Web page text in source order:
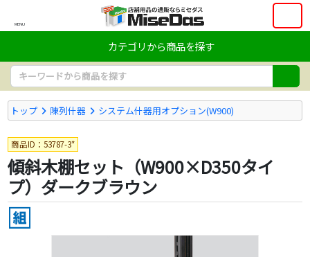
MENU
カテゴリから商品を探す
トップ 陳列什器 システム什器用オプション(W900)
商品ID：53787-3*
傾斜木棚セット（W900×D350タイ
プ）ダークブラウン